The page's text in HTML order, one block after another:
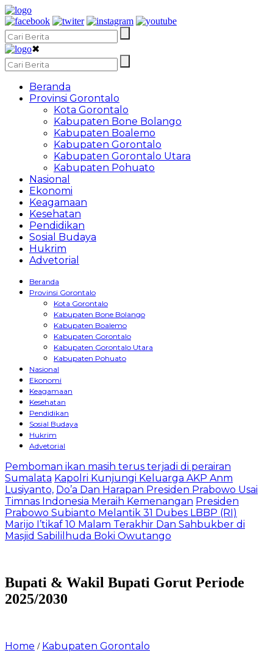
✖
Beranda
Provinsi Gorontalo
Kota Gorontalo
Kabupaten Bone Bolango
Kabupaten Boalemo
Kabupaten Gorontalo
Kabupaten Gorontalo Utara
Kabupaten Pohuato
Nasional
Ekonomi
Keagamaan
Kesehatan
Pendidikan
Sosial Budaya
Hukrim
Advetorial
Beranda
Provinsi Gorontalo
Kota Gorontalo
Kabupaten Bone Bolango
Kabupaten Boalemo
Kabupaten Gorontalo
Kabupaten Gorontalo Utara
Kabupaten Pohuato
Nasional
Ekonomi
Keagamaan
Kesehatan
Pendidikan
Sosial Budaya
Hukrim
Advetorial
Pemboman ikan masih terus terjadi di perairan
Sumalata Kapolri Kunjungi Keluarga AKP Anm
Lusiyanto, Do’a Dan Harapan Presiden Prabowo Usai
Timnas Indonesia Meraih Kemenangan Presiden
Prabowo Subianto Melantik 31 Dubes LBBP (RI)
Marijo I’tikaf 10 Malam Terakhir Dan Sahbukber di
Masjid Sabililhuda Boki Owutango
Bupati & Wakil Bupati Gorut Periode
2025/2030
Home / Kabupaten Gorontalo